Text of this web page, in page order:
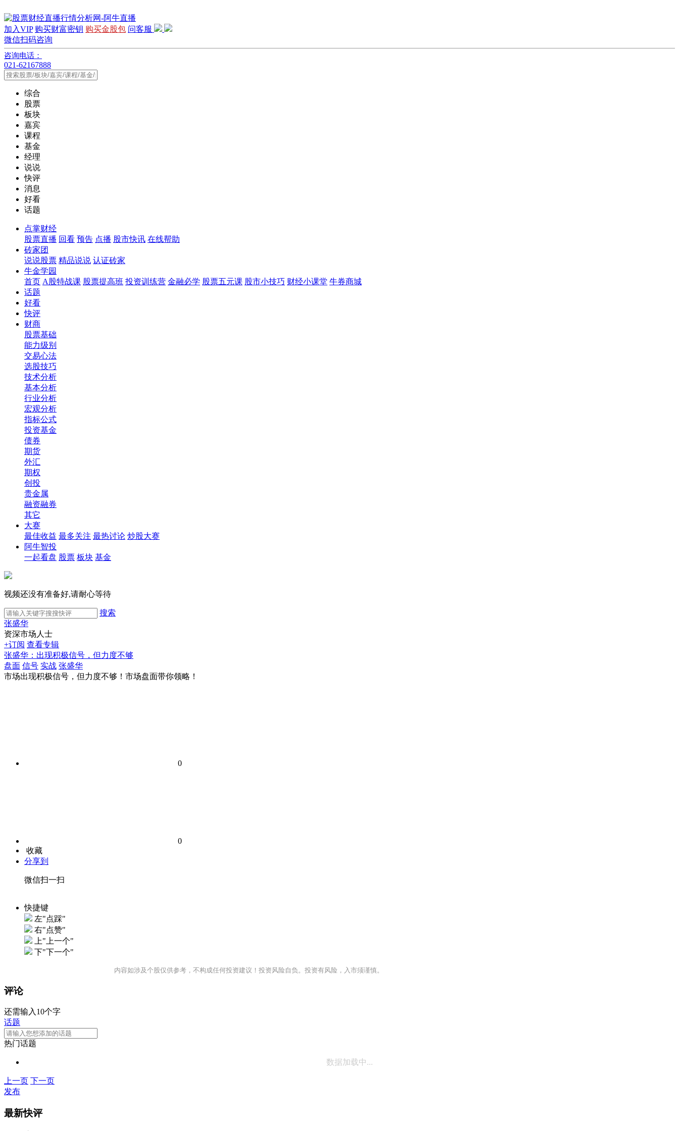
加入VIP 购买财富密钥 购买金股包 问客服
微信扫码咨询
咨询电话：
021-62167888
综合
股票
板块
嘉宾
课程
基金
经理
说说
快评
消息
好看
话题
点掌财经
股票直播 回看 预告 点播 股市快讯 在线帮助
砖家团
说说股票 精品说说 认证砖家
牛金学园
首页 A股特战课 股票提高班 投资训练营 金融必学 股票五元课 股市小技巧 财经小课堂 牛券商城
话题
好看
快评
财商
股票基础
能力级别
交易心法
选股技巧
技术分析
基本分析
行业分析
宏观分析
指标公式
投资基金
债券
期货
外汇
期权
创投
贵金属
融资融券
其它
大赛
最佳收益 最多关注 最热讨论 炒股大赛
阿牛智投
一起看盘 股票 板块 基金
视频还没有准备好,请耐心等待
搜索
张盛华
资深市场人士
+订阅 查看专辑
张盛华：出现积极信号，但力度不够
盘面 信号 实战 张盛华
市场出现积极信号，但力度不够！市场盘面带你领略！
0
0
收藏
分享到
微信扫一扫
快捷键
左"点踩"
右"点赞"
上"上一个"
下"下一个"
内容如涉及个股仅供参考，不构成任何投资建议！投资风险自负。投资有风险，入市须谨慎。
评论
还需输入10个字
话题
热门话题
数据加载中...
上一页 下一页
发布
最新快评